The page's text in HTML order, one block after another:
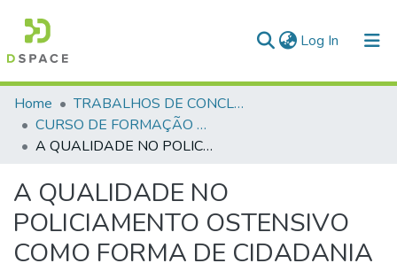
Log In (current)
Communities & Collections
All of DSpace
Home
TRABALHOS DE CONCLUSÃO DE CURSO - CFP (CURSO DE FORMAÇÃO DE PRAÇAS)
CURSO DE FORMAÇÃO DE PRAÇAS - CFP - 2018
A QUALIDADE NO POLICIAMENTO OSTENSIVO COMO FORMA DE CIDADANIA
A QUALIDADE NO
POLICIAMENTO OSTENSIVO
COMO FORMA DE CIDADANIA